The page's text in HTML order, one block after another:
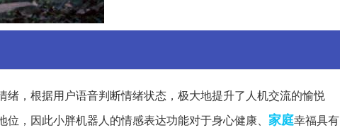
，根据用户语音判断情绪状态，极大地提升了人机交流的愉悦
，因此小胖机器人的情感表达功能对于身心健康、 家庭幸福具有